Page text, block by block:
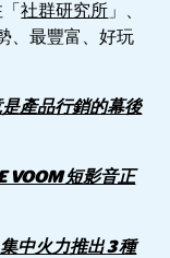
「社群研究所 」、
、最豐富、好玩
產品行銷的幕後
VOOM 短影音正
中火力推出 3 種